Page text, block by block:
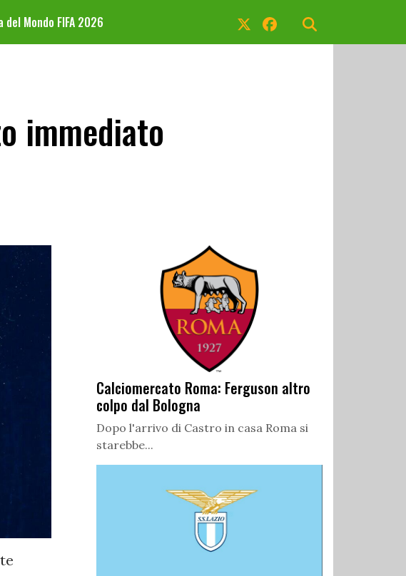
del Mondo FIFA 2026
immediato
Calciomercato Roma: Ferguson altro
colpo dal Bologna
Dopo l'arrivo di Castro in casa Roma si
starebbe...